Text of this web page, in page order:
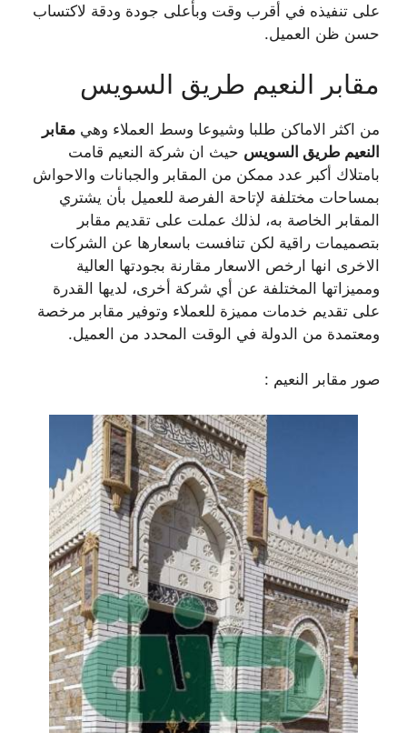
على تنفيذه في أقرب وقت وبأعلى جودة ودقة لاكتساب
حسن ظن العميل.
مقابر النعيم طريق السويس
من اكثر الاماكن طلبا وشيوعا وسط العملاء وهي مقابر
النعيم طريق السويس حيث ان شركة النعيم قامت
بامتلاك أكبر عدد ممكن من المقابر والجبانات والاحواش
بمساحات مختلفة لإتاحة الفرصة للعميل بأن يشتري
المقابر الخاصة به، لذلك عملت على تقديم مقابر
بتصميمات راقية لكن تنافست باسعارها عن الشركات
الاخرى انها ارخص الاسعار مقارنة بجودتها العالية
ومميزاتها المختلفة عن أي شركة أخرى، لديها القدرة
على تقديم خدمات مميزة للعملاء وتوفير مقابر مرخصة
ومعتمدة من الدولة في الوقت المحدد من العميل.
صور مقابر النعيم :